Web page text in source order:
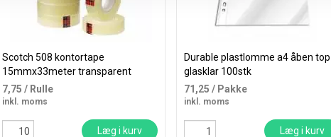
Scotch 508 kontortape
15mmx33meter transparent
7,75 / Rulle
inkl. moms
Læg i kurv
Durable plastlomme a4 åben top
glasklar 100stk
71,25 / Pakke
inkl. moms
Læg i kurv